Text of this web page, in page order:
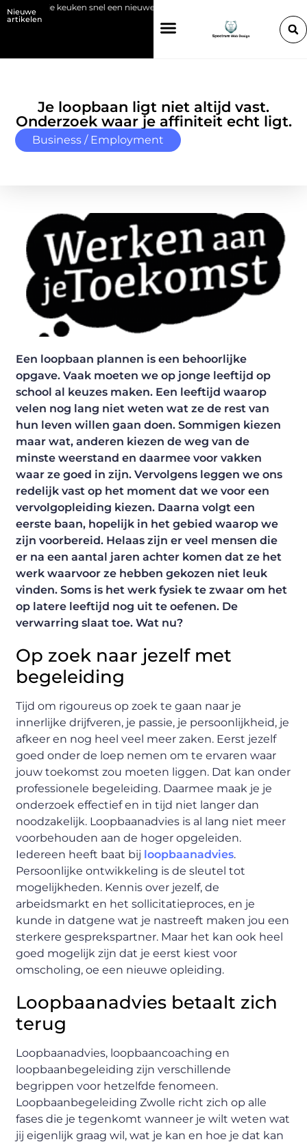
Nieuwe
artikelen
Geef je keuken snel een nieuwe look met plaktegels
Je loopbaan ligt niet altijd vast.
Onderzoek waar je affiniteit echt ligt.
Business / Employment
Een loopbaan plannen is een behoorlijke
opgave. Vaak moeten we op jonge leeftijd op
school al keuzes maken. Een leeftijd waarop
velen nog lang niet weten wat ze de rest van
hun leven willen gaan doen. Sommigen kiezen
maar wat, anderen kiezen de weg van de
minste weerstand en daarmee voor vakken
waar ze goed in zijn. Vervolgens leggen we ons
redelijk vast op het moment dat we voor een
vervolgopleiding kiezen. Daarna volgt een
eerste baan, hopelijk in het gebied waarop we
zijn voorbereid. Helaas zijn er veel mensen die
er na een aantal jaren achter komen dat ze het
werk waarvoor ze hebben gekozen niet leuk
vinden. Soms is het werk fysiek te zwaar om het
op latere leeftijd nog uit te oefenen. De
verwarring slaat toe. Wat nu?
Op zoek naar jezelf met
begeleiding
Tijd om rigoureus op zoek te gaan naar je
innerlijke drijfveren, je passie, je persoonlijkheid, je
afkeer en nog heel veel meer zaken. Eerst jezelf
goed onder de loep nemen om te ervaren waar
jouw toekomst zou moeten liggen. Dat kan onder
professionele begeleiding. Daarmee maak je je
onderzoek effectief en in tijd niet langer dan
noodzakelijk. Loopbaanadvies is al lang niet meer
voorbehouden aan de hoger opgeleiden.
Iedereen heeft baat bij loopbaanadvies.
Persoonlijke ontwikkeling is de sleutel tot
mogelijkheden. Kennis over jezelf, de
arbeidsmarkt en het sollicitatieproces, en je
kunde in datgene wat je nastreeft maken jou een
sterkere gesprekspartner. Maar het kan ook heel
goed mogelijk zijn dat je eerst kiest voor
omscholing, oe een nieuwe opleiding.
Loopbaanadvies betaalt zich
terug
Loopbaanadvies, loopbaancoaching en
loopbaanbegeleiding zijn verschillende
begrippen voor hetzelfde fenomeen.
Loopbaanbegeleiding Zwolle richt zich op alle
fases die je tegenkomt wanneer je wilt weten wat
jij eigenlijk graag wil, wat je kan en hoe je dat kan